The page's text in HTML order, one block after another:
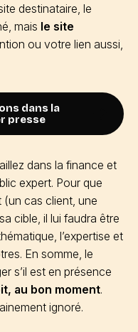
destinataire, le
mais le site
ou votre lien aussi,
dans la
presse
dans la finance et
expert. Pour que
cas client, une
cible, il lui faudra être
l’expertise et
En somme, le
s’il est en présence
au bon moment.
ignoré.